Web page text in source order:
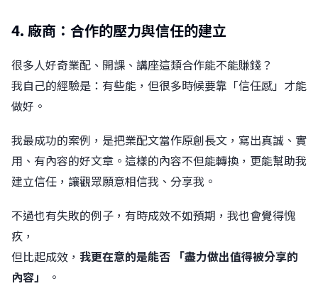
4. 廠商：合作的壓力與信任的建立
很多人好奇業配、開課、講座這類合作能不能賺錢？
我自己的經驗是：有些能，但很多時候要靠「信任感」才能
做好。
我最成功的案例，是把業配文當作原創長文，寫出真誠、實
用、有內容的好文章。這樣的內容不但能轉換，更能幫助我
建立信任，讓觀眾願意相信我、分享我。
不過也有失敗的例子，有時成效不如預期，我也會覺得愧
疚，
但比起成效， 我更在意的是能否 「盡力做出值得被分享的
內容」
。